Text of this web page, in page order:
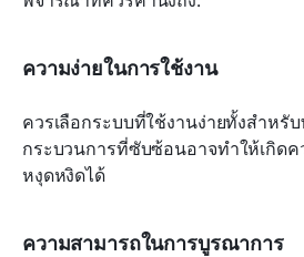
ความง่ายในการใช้งาน
ควรเลือกระบบที่ใช้งานง่ายทั้งสำหรั
กระบวนการที่ซับซ้อนอาจทำให้เกิด
หงุดหงิดได้
ความสามารถในการบูรณาการ